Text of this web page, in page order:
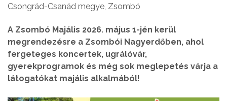
Csongrád-Csanád megye, Zsombó
A Zsombó Majális 2026. május 1-jén kerül
megrendezésre a Zsombói Nagyerdőben, ahol
fergeteges koncertek, ugrálóvár,
gyerekprogramok és még sok meglepetés várja a
látogatókat majális alkalmából!